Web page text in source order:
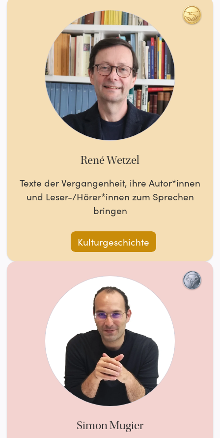
René Wetzel
Texte der Vergangenheit, ihre Autor*innen
und Leser-/Hörer*innen zum Sprechen
bringen
Kulturgeschichte
Simon Mugier